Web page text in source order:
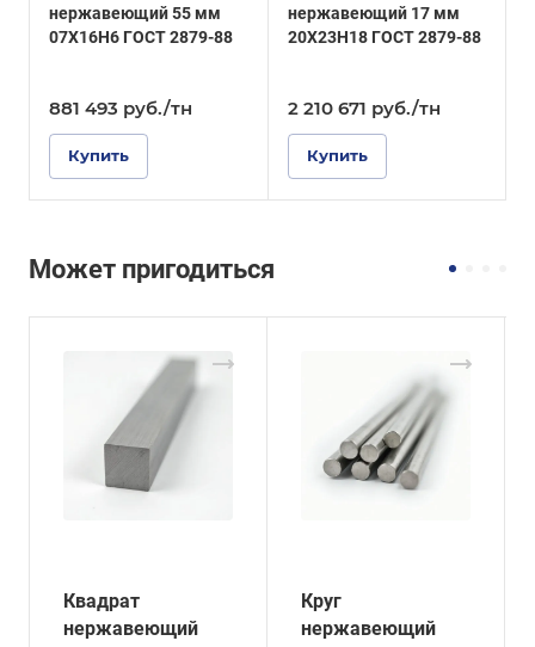
нержавеющий 55 мм
07Х16Н6 ГОСТ 2879-88
881 493 руб./тн
Купить
нержавеющий 17 мм
20Х23Н18 ГОСТ 2879-88
2 210 671 руб./тн
Купить
Может пригодиться
Квадрат
нержавеющий
Круг
нержавеющий